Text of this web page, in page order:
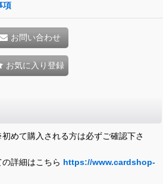
項
お問い合わせ
お気に入り登録
めて購入される方は必ずご確認下さ
詳細はこちら https://www.cardshop-